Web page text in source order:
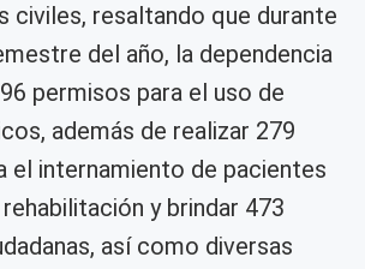
civiles, resaltando que durante
del año, la dependencia
permisos para el uso de
además de realizar 279
el internamiento de pacientes
y brindar 473
así como diversas